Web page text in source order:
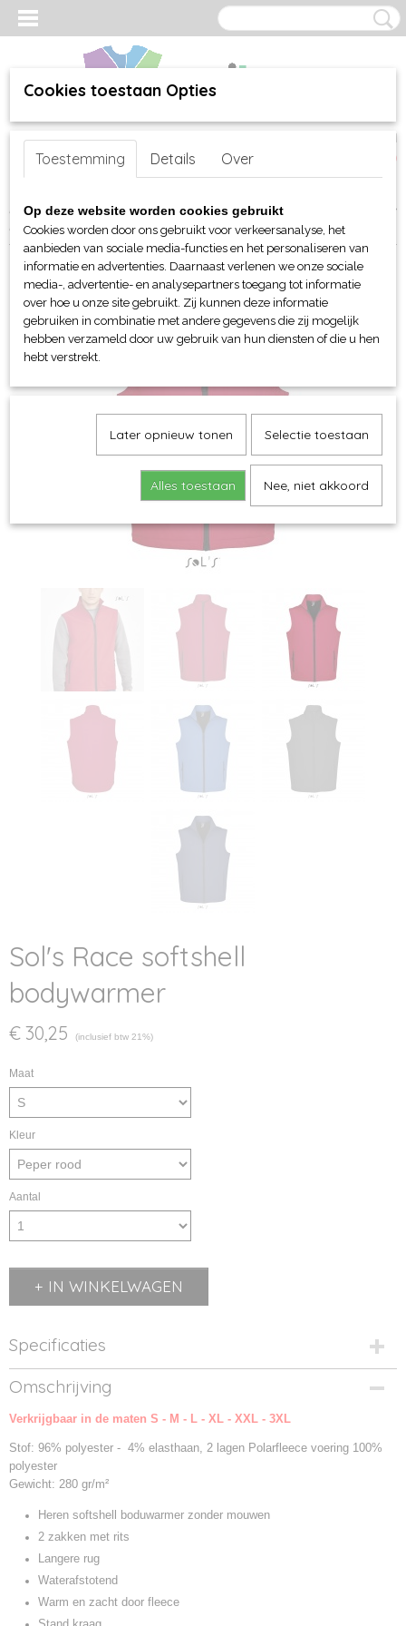
Inloggen Registreren
(0)
Home >webshop>Per merk >Sol's>Voor hem en haar (unisex)
>
Bodywarmers> Sol's Race softshell bodywarmer
Sol's Race softshell
bodywarmer
€ 30,25 (inclusief btw 21%)
Maat
Kleur
Aantal
IN WINKELWAGEN
Specificaties
Productcode
02887-1
Productcode leverancier
Omschrijving
Verkrijgbaar in de maten S - M - L - XL - XXL - 3XL
Stof: 96% polyester - 4% elasthaan, 2 lagen Polarfleece voering 100%
polyester
Gewicht: 280 gr/m²
Heren softshell boduwarmer zonder mouwen
2 zakken met rits
Langere rug
Waterafstotend
Warm en zacht door fleece
Cookies toestaan Opties
Toestemming Details Over
Op deze website worden cookies gebruikt
Cookies worden door ons gebruikt voor verkeersanalyse, het
aanbieden van sociale media-functies en het personaliseren van
informatie en advertenties. Daarnaast verlenen we onze sociale
media-, advertentie- en analysepartners toegang tot informatie
over hoe u onze site gebruikt. Zij kunnen deze informatie
gebruiken in combinatie met andere gegevens die zij mogelijk
hebben verzameld door uw gebruik van hun diensten of die u hen
hebt verstrekt.
Later opnieuw tonen Selectie toestaan
Alles toestaan Nee, niet akkoord